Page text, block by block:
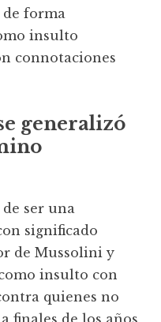
forma
insulto
connotaciones
generalizó
de ser una
significado
de Mussolini y
insulto con
quienes no
finales de los años